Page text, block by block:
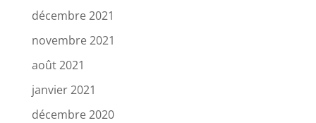
décembre 2021
novembre 2021
août 2021
janvier 2021
décembre 2020